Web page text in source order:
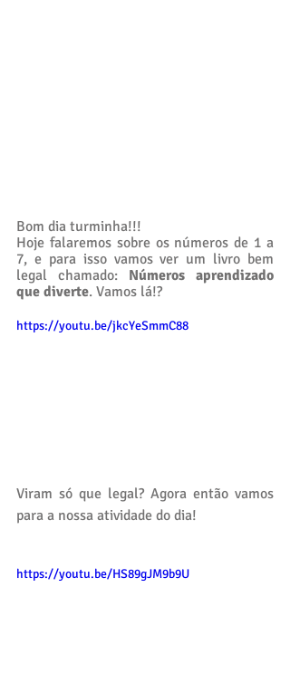
Bom dia turminha!!!
Hoje falaremos sobre os números de 1 a
7, e para isso vamos ver um livro bem
legal chamado: Números aprendizado
que diverte. Vamos lá!?
https://youtu.be/jkcYeSmmC88
Viram só que legal? Agora então vamos
para a nossa atividade do dia!
https://youtu.be/HS89gJM9b9U